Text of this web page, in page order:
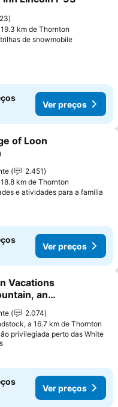
aos favoritos
km de Thornton
de snowmobile
Ver preços
aos favoritos
of Loon
2.451
km de Thornton
e atividades para a família
Ver preços
aos favoritos
Vacations
an
Resort
2.074
a 16.7 km de Thornton
privilegiada perto das White
Ver preços